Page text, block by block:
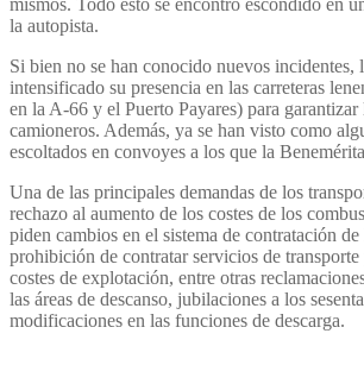
mismos. Todo esto se encontró escondido en
la autopista.
Si bien no se han conocido nuevos
intensificado su presencia en las carreteras
en la A-66 y el Puerto Payares) para
camioneros. Además, ya se han visto como
escoltados en convoyes a los que la
Una de las principales demandas de los
rechazo al aumento de los costes de los
piden cambios en el sistema de contratación de
prohibición de contratar servicios de
costes de explotación, entre otras
las áreas de descanso, jubilaciones a los
modificaciones en las funciones de descarga.